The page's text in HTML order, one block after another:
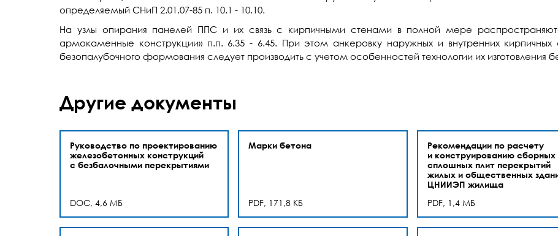
определяемый СНиП 2.01.07-85 п. 10.1 - 10.10.
На узлы опирания панелей ППС и их связь с кирпичными стенами в полной мере
армокаменные конструкции» п.п. 6.35 - 6.45. При этом анкеровку наружных и внутренних кирпичных
безопалубочного формования следует производить с учетом особенностей технологии их изготовления
Другие документы
Руководство по проектированию
железобетонных конструкций
с безбалочными перекрытиями
DOC, 4,6 МБ
Марки бетона
PDF, 171,8 КБ
Рекомендации по расчету
и конструированию сборных
сплошных плит перекрытий
жилых и общественных
ЦНИИЭП жилища
PDF, 1,4 МБ